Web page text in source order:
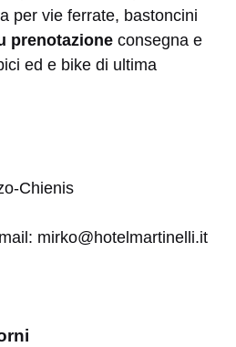
per vie ferrate, bastoncini
prenotazione consegna e
ed e bike di ultima
Chienis
mirko@hotelmartinelli.it